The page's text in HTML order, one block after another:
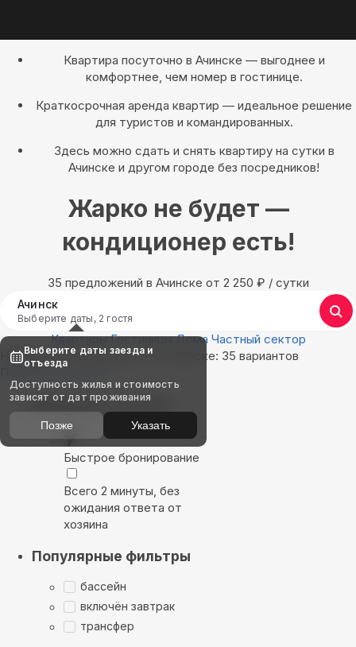
Квартира посуточно в Ачинске — выгоднее и
комфортнее, чем номер в гостинице.
Краткосрочная аренда квартир — идеальное решение
для туристов и командированных.
Здесь можно сдать и снять квартиру на сутки в
Ачинске и другом городе без посредников!
Жарко не будет —
кондиционер есть!
35 предложений в Ачинске oт 2 250 ₽ / сутки
Ачинск
Выберите даты, 2 гостя
Квартиры Гостиницы Дома Частный сектор
Найдём, где остановиться в Ачинске: 35 вариантов
Показать на карте
Выбирайте лучшее
Быстрое бронирование
Всего 2 минуты, без
ожидания ответа от
хозяина
Популярные фильтры
бассейн
включён завтрак
трансфер
Выберите даты заезда и
отъезда
Доступность жилья и стоимость
зависят от дат проживания
Позже Указать